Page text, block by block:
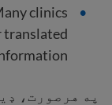
clinics
translated
په هرصورت،